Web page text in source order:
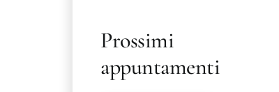
Prossimi
appuntamenti